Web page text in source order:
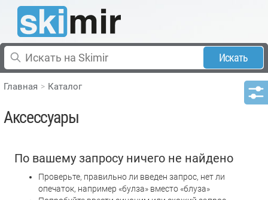
Искать
Главная Каталог
Аксессуары
По вашему запросу ничего не найдено
Проверьте, правильно ли введен запрос, нет ли
опечаток, например «булза» вместо «блуза»